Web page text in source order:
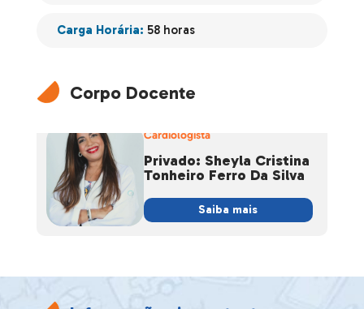
Carga Horária: 58 horas
Corpo Docente
Cardiologista
Privado: Sheyla Cristina
Tonheiro Ferro Da Silva
Saiba mais